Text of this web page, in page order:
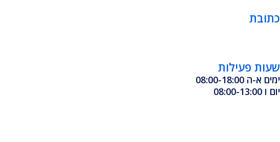
כתובת
שעות פעילות
ימים א-ה 08:00-18:00
יום ו 08:00-13:00